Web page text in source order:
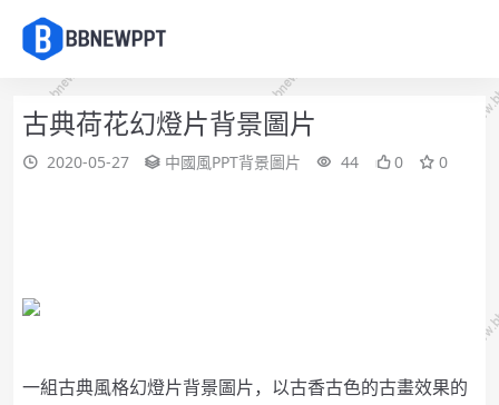
古典荷花幻燈片背景圖片
2020-05-27 中國風PPT背景圖片 44 0 0
一組古典風格幻燈片背景圖片，以古香古色的古畫效果的